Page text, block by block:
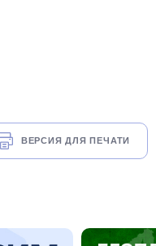
ВЕРСИЯ ДЛЯ ПЕЧАТИ